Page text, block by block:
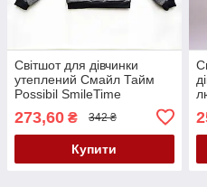
Світшот для дівчинки
утеплений Смайл Тайм
Possibil SmileTime
273,60 ₴ 342 ₴
Купити